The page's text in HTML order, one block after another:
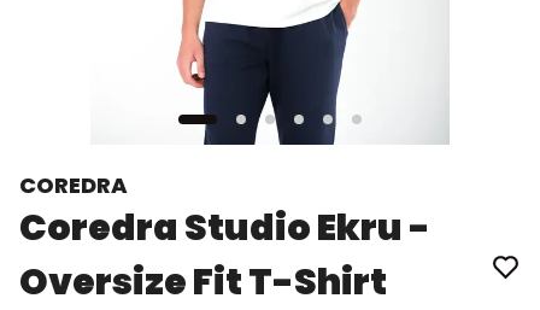
COREDRA
Coredra Studio Ekru -
Oversize Fit T-Shirt